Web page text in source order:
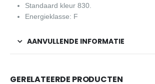
Standaard kleur 830.
Energieklasse: F
AANVULLENDE INFORMATIE
GERELATEERDE PRODUCTEN